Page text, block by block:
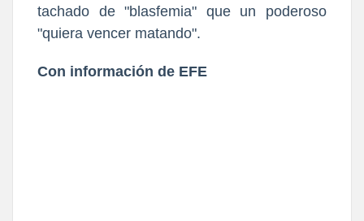
tachado de "blasfemia" que un poderoso
"quiera vencer matando".
Con información de EFE